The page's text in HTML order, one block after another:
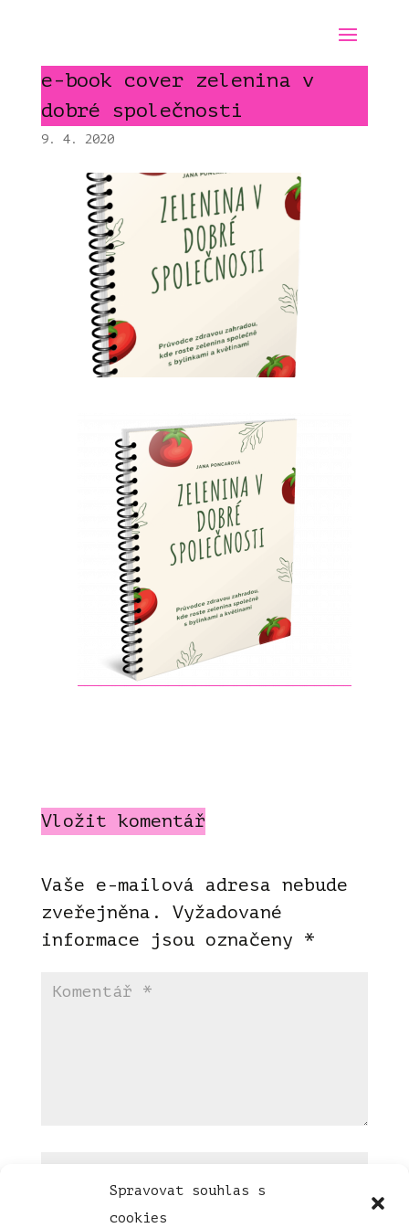
Spravovat souhlas s
cookies
e-book cover zelenina v
dobré společnosti
9. 4. 2020
Vložit komentář
Vaše e-mailová adresa nebude
zveřejněna.
Vyžadované
informace jsou označeny *